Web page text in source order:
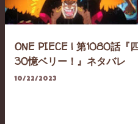
ONE PIECE | 第1080話『
30憶ベリー！』ネタバレ
10/22/2023